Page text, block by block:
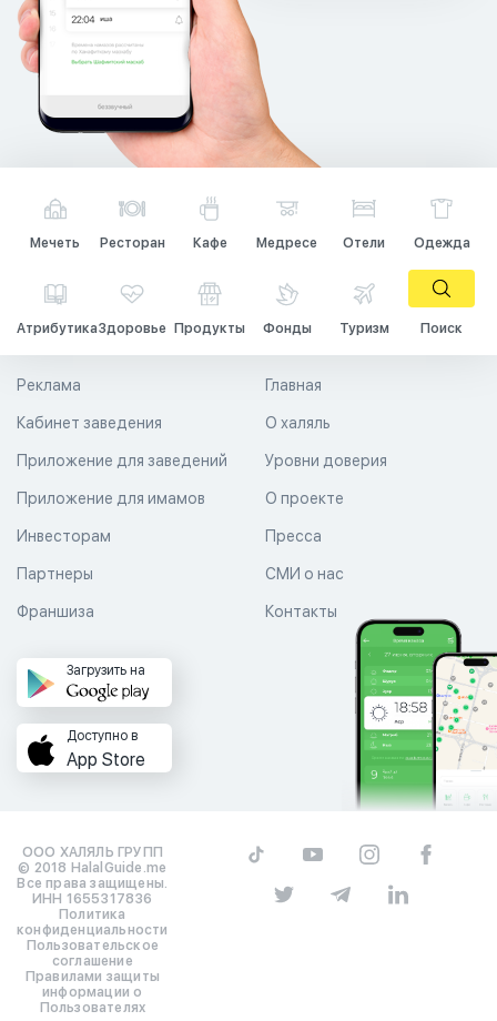
Мечеть Ресторан Кафе Медресе Отели Одежда
АтрибутикаЗдоровье Продукты Фонды Туризм Поиск
Главная
О халяль
Уровни доверия
Реклама
Кабинет заведения
Приложение для заведений
Приложение для имамов О проекте
Пресса
СМИ о нас
Контакты
Инвесторам
Партнеры
Франшиза
Загрузить на
Доступно в
App Store
ООО ХАЛЯЛЬ ГРУПП
© 2018 HalalGuide.me
Все права защищены.
ИНН 1655317836
Политика
конфиденциальности
Пользовательское
соглашение
Правилами защиты
информации о
Пользователях